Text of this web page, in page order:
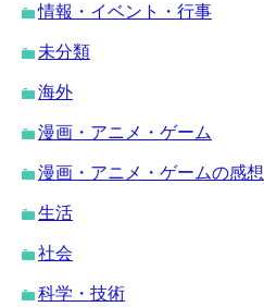
情報・イベント・行事
未分類
海外
漫画・アニメ・ゲーム
漫画・アニメ・ゲームの感想
生活
社会
科学・技術